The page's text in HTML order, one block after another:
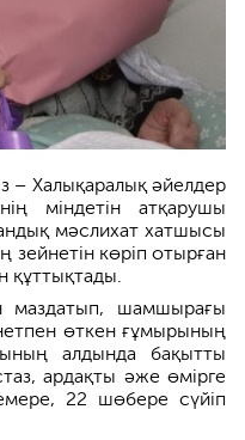
– Халықаралық әйелдер
міндетін атқарушы
мәслихат хатшысы
зейнетін көріп отырған
құттықтады.
маздатып, шамшырағы
өткен ғұмырының
алдында бақытты
ардақты әже өмірге
22 шөбере сүйіп